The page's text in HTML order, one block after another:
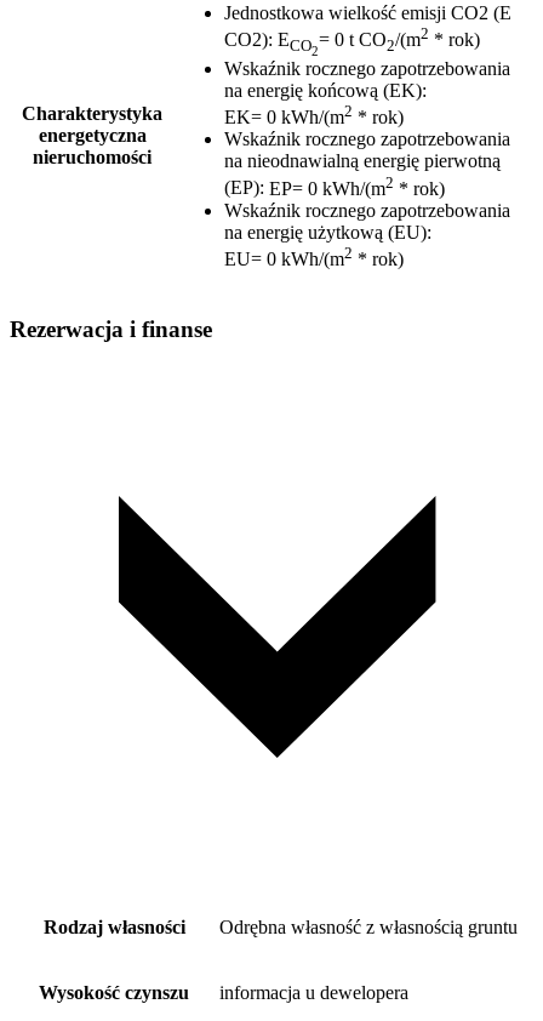
Charakterystyka
energetyczna
nieruchomości
Jednostkowa wielkość emisji CO2 (E
CO2): ECO2
= 0 t CO2/(m2 * rok)
Wskaźnik rocznego zapotrzebowania
na energię końcową (EK):
EK= 0 kWh/(m2 * rok)
Wskaźnik rocznego zapotrzebowania
na nieodnawialną energię pierwotną
(EP): EP= 0 kWh/(m2 * rok)
Wskaźnik rocznego zapotrzebowania
na energię użytkową (EU):
EU= 0 kWh/(m2 * rok)
Rezerwacja i finanse
Rodzaj własności Odrębna własność z własnością gruntu
Wysokość czynszu informacja u dewelopera